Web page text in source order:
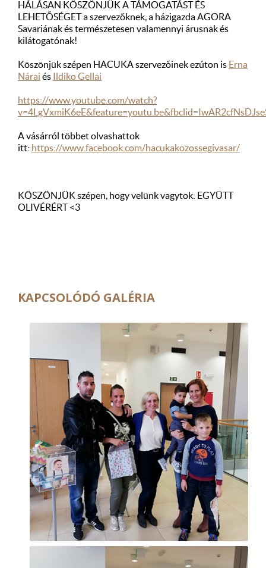
HÁLÁSAN KÖSZÖNJÜK A TÁMOGATÁST ÉS
LEHETŐSÉGET a szervezőknek, a házigazda AGORA
Savariának és természetesen valamennyi árusnak és
kilátogatónak!
Köszönjük szépen HACUKA szervezőinek ezúton is Erna
Nárai és Ildiko Gellai
https://www.youtube.com/watch?
A vásárról többet olvashattok
itt: https://www.facebook.com/hacukakozossegivasar/
KÖSZÖNJÜK szépen, hogy velünk vagytok: EGYÜTT
OLIVÉRÉRT <3
KAPCSOLÓDÓ GALÉRIA